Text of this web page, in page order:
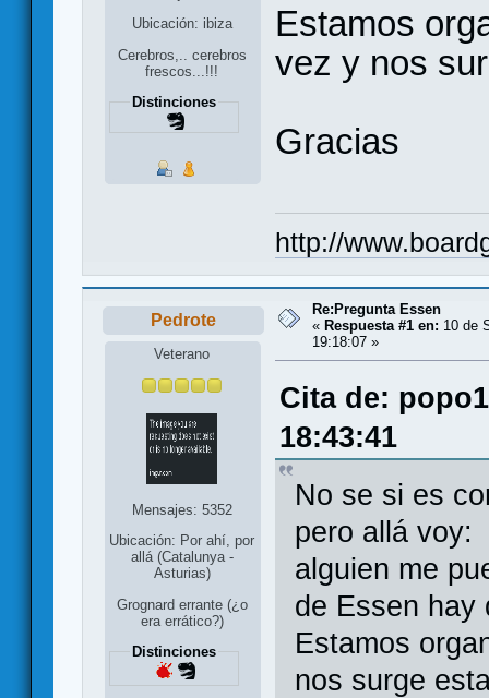
Ubicación: ibiza
Cerebros,.. cerebros
frescos...!!!
Distinciones
Estamos
vez y nos
Gracias
http://
Pedrote
Veterano
Mensajes: 5352
Ubicación: Por ahí, por
allá (Catalunya -
Asturias)
Grognard errante (¿o
era errático?)
Distinciones
Re:Pregunta Essen
« Respuesta #1 en: 10 de
19:18:07 »
Cita de:
18:43:41
No se si es
pero allá voy:
alguien me
de Essen hay
Estamos
nos surge